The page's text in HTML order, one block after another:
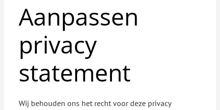
Aanpassen
privacy
statement
Wij behouden ons het recht voor deze privacy